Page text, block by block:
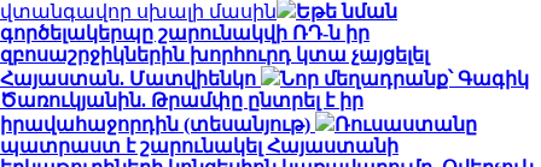
վտանգավոր սխալի մասին
Եթե նման
գործելակերպը շարունակվի ՌԴ-ն իր
զբոսաշրջիկներին խորհուրդ կտա չայցելել
Հայաստան. Մատվիենկո
Նոր մեղադրանք՝ Գագիկ
Ծառուկյանին. Թրամփը ընտրել է իր
իրավահաջորդին (տեսանյութ)
Ռուսաստանը
պատրաստ է շարունակել Հայաստանի